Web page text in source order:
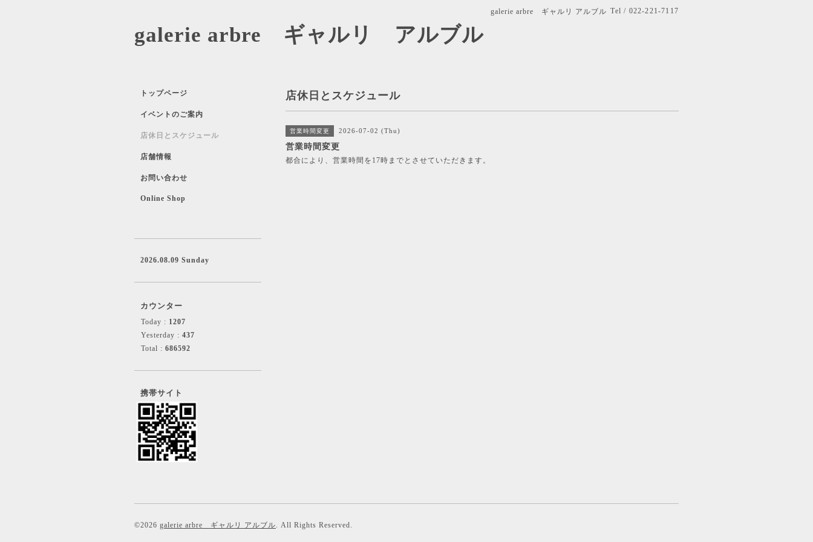
galerie arbre ギャルリ アルブル Tel / 022-221-7117
galerie arbre ギャルリ アルブル
店休日とスケジュール
営業時間変更 2026-07-02 (Thu)
営業時間変更
都合により、営業時間を17時までとさせていただきます。
トップページ
イベントのご案内
店休日とスケジュール
店舗情報
お問い合わせ
Online Shop
2026.08.09 Sunday
カウンター
Today : 1207
Yesterday : 437
Total : 686592
携帯サイト
©2026 galerie arbre ギャルリ アルブル. All Rights Reserved.